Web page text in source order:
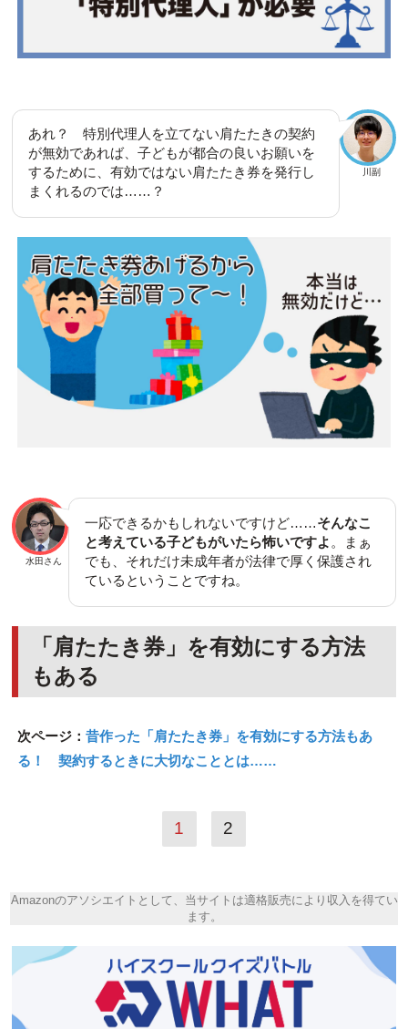
川副
あれ？ 特別代理人を立てない肩たたきの契約
が無効であれば、子どもが都合の良いお願いを
するために、有効ではない肩たたき券を発行し
まくれるのでは……？
水田さん
一応できるかもしれないですけど……そんなこ
と考えている子どもがいたら怖いですよ 。まぁ
でも、それだけ未成年者が法律で厚く保護され
ているということですね。
「肩たたき券」を有効にする方法
もある
次ページ： 昔作った「肩たたき券」を有効にする方法もあ
る！ 契約するときに大切なこととは……
1 2
Amazonのアソシエイトとして、当サイトは適格販売により収入を得てい
ます。